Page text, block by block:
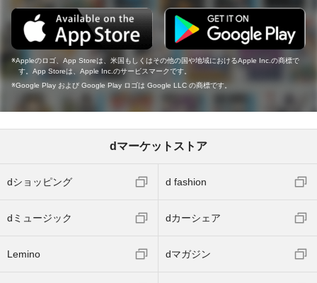
Appleのロゴ、App Storeは、米国もしくはその他の国や地域におけるApple Inc.の商標で
す。App Storeは、Apple Inc.のサービスマークです。
Google Play および Google Play ロゴは Google LLC の商標です。
dマーケットストア
dショッピング d fashion
dミュージック dカーシェア
Lemino dマガジン